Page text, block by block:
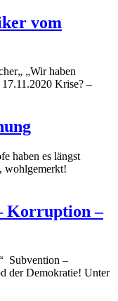
vom
„Wir haben
Krise? –
haben es längst
wohlgemerkt!
Korruption –
Subvention –
der Demokratie! Unter